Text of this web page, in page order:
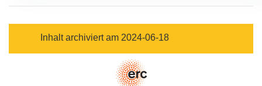
Inhalt archiviert am 2024-06-18